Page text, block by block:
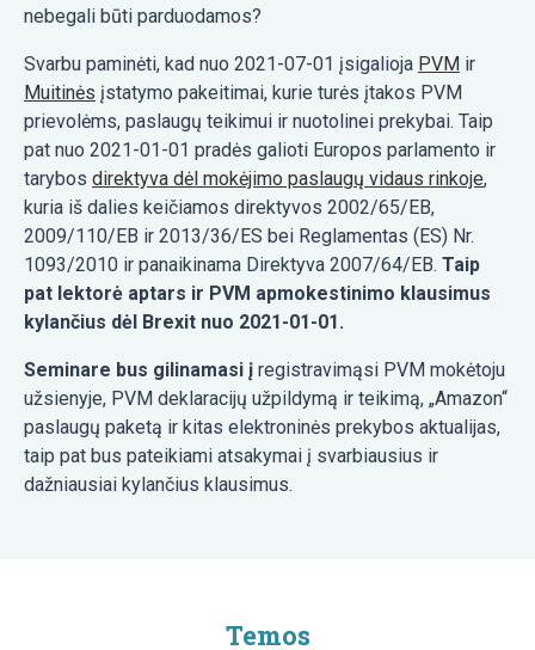
nebegali būti parduodamos?
Svarbu paminėti, kad nuo 2021-07-01 įsigalioja PVM ir
Muitinės įstatymo pakeitimai, kurie turės įtakos PVM
prievolėms, paslaugų teikimui ir nuotolinei prekybai. Taip
pat nuo 2021-01-01 pradės galioti Europos parlamento ir
tarybos direktyva dėl mokėjimo paslaugų vidaus rinkoje,
kuria iš dalies keičiamos direktyvos 2002/65/EB,
2009/110/EB ir 2013/36/ES bei Reglamentas (ES) Nr.
1093/2010 ir panaikinama Direktyva 2007/64/EB. Taip
pat lektorė aptars ir PVM apmokestinimo klausimus
kylančius dėl Brexit nuo 2021-01-01.
Seminare bus gilinamasi į registravimąsi PVM mokėtoju
užsienyje, PVM deklaracijų užpildymą ir teikimą, „Amazon“
paslaugų paketą ir kitas elektroninės prekybos aktualijas,
taip pat bus pateikiami atsakymai į svarbiausius ir
dažniausiai kylančius klausimus.
Temos